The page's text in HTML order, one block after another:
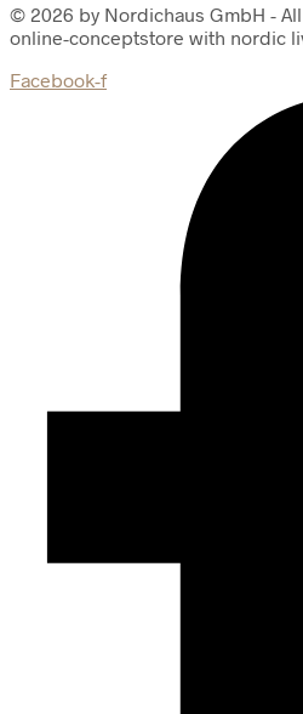
© 2026 by Nordichaus GmbH -
online-conceptstore with nordic
Facebook-f